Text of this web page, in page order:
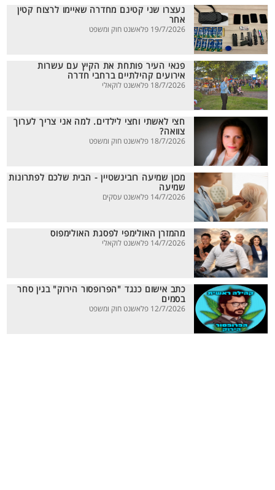
נעצרו שני קטינם מחדרה שאיימו לרצוח קטין
אחר
19/7/2026 פלאשנט חוק ומשפט
פנאי העיר פותחת את הקיץ עם עשרות
אירועים קהילתיים ברחבי חדרה
18/7/2026 פלאשנט לוקאלי
חצי לאשתי וחצי לילדים. למה אני צריך לערוך
צוואה?
18/7/2026 פלאשנט חוק ומשפט
מכון שמיעה רובינשטיין - הבית שלכם לפתרונות
שמיעה
14/7/2026 פלאשנט עסקים
מהמזרן האולימפי לפסגת האולימפוס
14/7/2026 פלאשנט לוקאלי
כתב אישום כנגד "הפרופסור הירוק" בגין סחר
בסמים
12/7/2026 פלאשנט חוק ומשפט